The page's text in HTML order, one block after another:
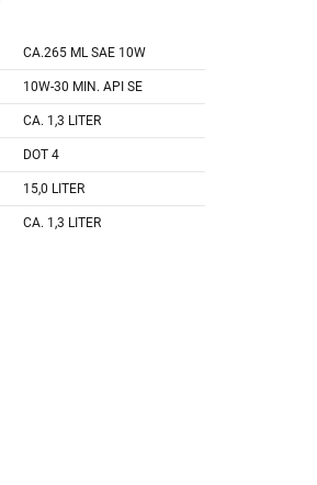
CA.265 ML SAE 10W
10W-30 MIN. API SE
CA. 1,3 LITER
DOT 4
15,0 LITER
CA. 1,3 LITER